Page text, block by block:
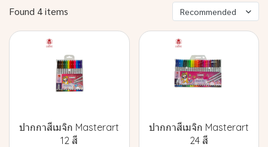
Found 4 items Recommended
ปากกาสีเมจิก Masterart
12 สี
ปากกาสีเมจิก Masterart
24 สี